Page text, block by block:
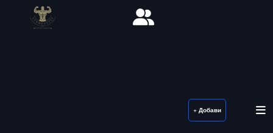
+ Добави